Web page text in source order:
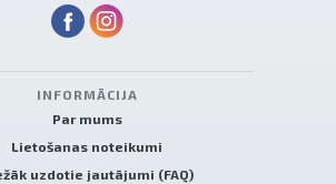
INFORMĀCIJA
Par mums
Lietošanas noteikumi
uzdotie jautājumi (FAQ)